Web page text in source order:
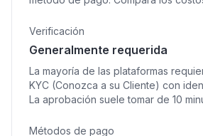
Verificación
Generalmente requerida
La mayoría de las plataformas
KYC (Conozca a su Cliente) con
La aprobación suele tomar de 10
Métodos de pago